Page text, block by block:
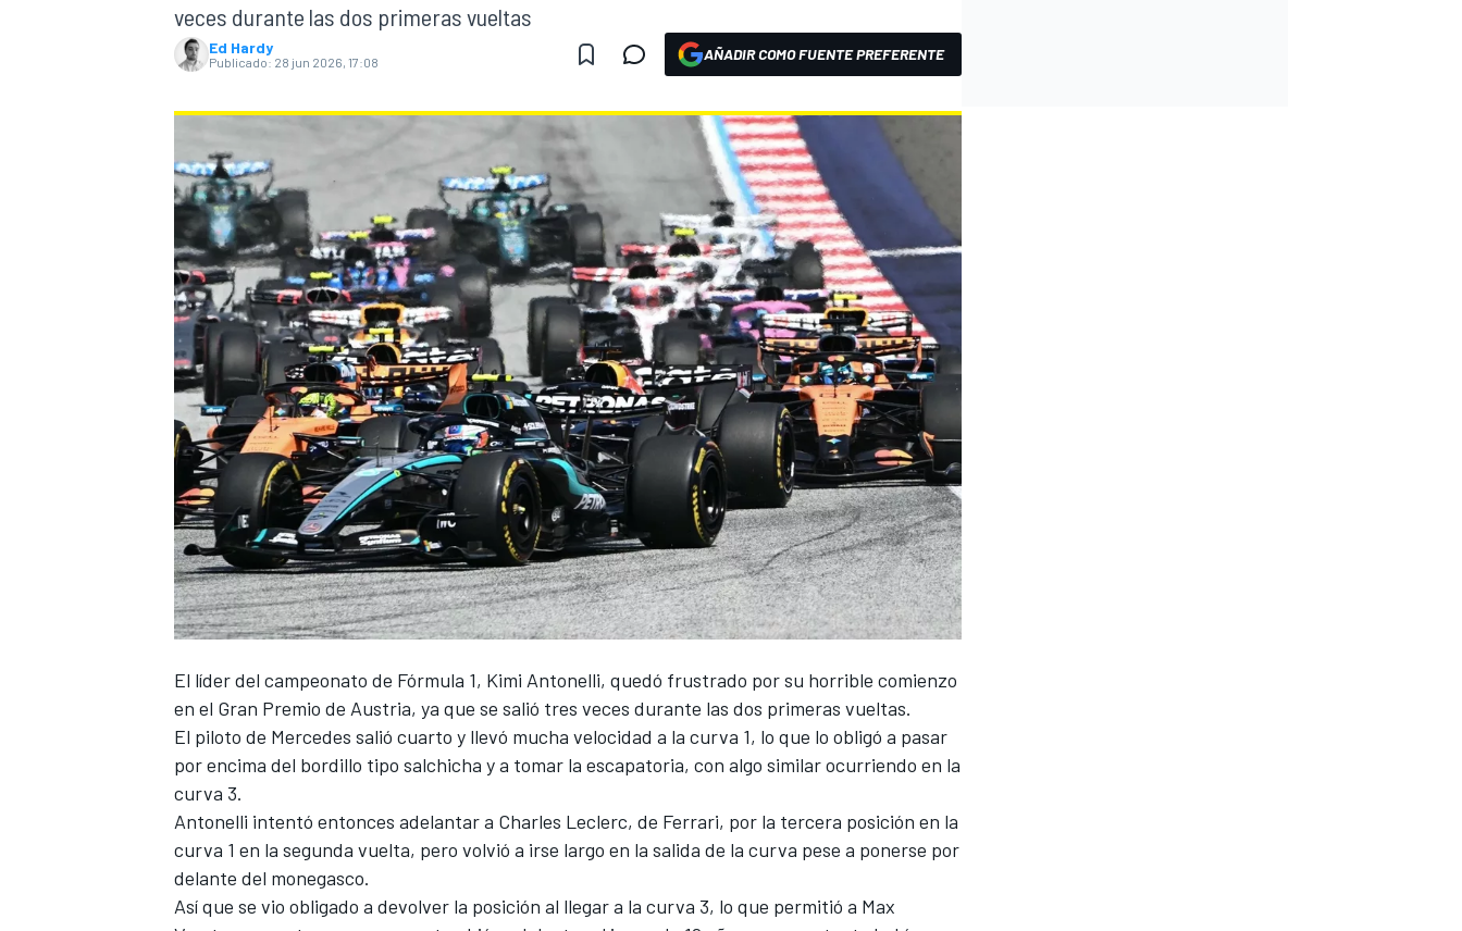
MOTOGP
NASCAR CUP
FÓRMULA E
veces durante las dos primeras vueltas
Ed Hardy
Publicado: 28 jun 2026, 17:08 AÑADIR COMO FUENTE PREFERENTE
El líder del campeonato de Fórmula 1, Kimi Antonelli, quedó frustrado por su horrible comienzo
en el Gran Premio de Austria, ya que se salió tres veces durante las dos primeras vueltas.
El piloto de Mercedes salió cuarto y llevó mucha velocidad a la curva 1, lo que lo obligó a pasar
por encima del bordillo tipo salchicha y a tomar la escapatoria, con algo similar ocurriendo en la
curva 3.
Antonelli intentó entonces adelantar a Charles Leclerc, de Ferrari, por la tercera posición en la
curva 1 en la segunda vuelta, pero volvió a irse largo en la salida de la curva pese a ponerse por
delante del monegasco.
Así que se vio obligado a devolver la posición al llegar a la curva 3, lo que permitió a Max